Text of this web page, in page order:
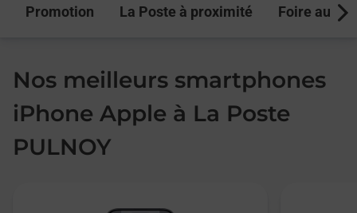
Promotion La Poste à proximité Foire aux
Nos meilleurs smartphones
iPhone Apple à La Poste
PULNOY